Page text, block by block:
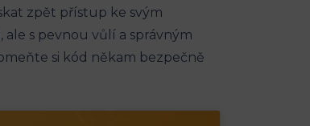
zpět přístup ke svým
s pevnou vůlí a správným
si kód někam bezpečně